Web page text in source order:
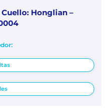
Cuello: Honglian –